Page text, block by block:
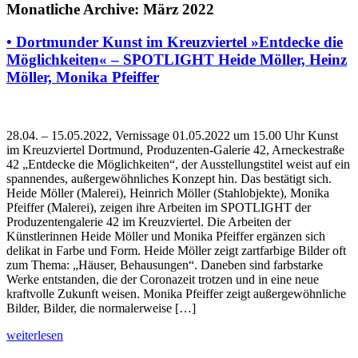
Monatliche Archive: März 2022
• Dortmunder Kunst im Kreuzviertel »Entdecke die
Möglichkeiten« – SPOTLIGHT Heide Möller, Heinz
Möller, Monika Pfeiffer
28.04. – 15.05.2022, Vernissage 01.05.2022 um 15.00 Uhr Kunst
im Kreuzviertel Dortmund, Produzenten-Galerie 42, Arneckestraße
42 „Entdecke die Möglichkeiten“, der Ausstellungstitel weist auf ein
spannendes, außergewöhnliches Konzept hin. Das bestätigt sich.
Heide Möller (Malerei), Heinrich Möller (Stahlobjekte), Monika
Pfeiffer (Malerei), zeigen ihre Arbeiten im SPOTLIGHT der
Produzentengalerie 42 im Kreuzviertel. Die Arbeiten der
Künstlerinnen Heide Möller und Monika Pfeiffer ergänzen sich
delikat in Farbe und Form. Heide Möller zeigt zartfarbige Bilder oft
zum Thema: „Häuser, Behausungen“. Daneben sind farbstarke
Werke entstanden, die der Coronazeit trotzen und in eine neue
kraftvolle Zukunft weisen. Monika Pfeiffer zeigt außergewöhnliche
Bilder, Bilder, die normalerweise […]
weiterlesen